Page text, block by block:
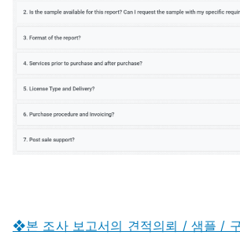
❖본 조사 보고서의 견적의뢰 / 샘플 /